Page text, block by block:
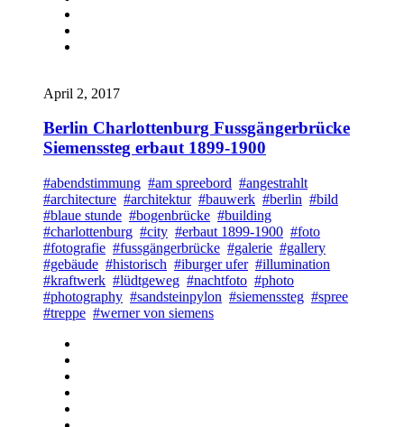
April 2, 2017
Berlin Charlottenburg Fussgängerbrücke
Siemenssteg erbaut 1899-1900
#abendstimmung #am spreebord #angestrahlt
#architecture #architektur #bauwerk #berlin #bild
#blaue stunde #bogenbrücke #building
#charlottenburg #city #erbaut 1899-1900 #foto
#fotografie #fussgängerbrücke #galerie #gallery
#gebäude #historisch #iburger ufer #illumination
#kraftwerk #lüdtgeweg #nachtfoto #photo
#photography #sandsteinpylon #siemenssteg #spree
#treppe #werner von siemens